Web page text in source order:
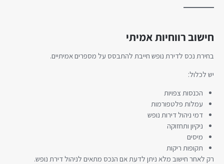
חישוב רווחיות אמיתי
בחירת נכס לדירת נופש חייבת להתבסס על מספרים אמיתיים.
יש לכלול:
הכנסות צפויות
עמלות פלטפורמות
דמי ניהול דירות נופש
ניקיון ותחזוקה
מיסים
תקופות ריקות
רק לאחר חישוב מלא ניתן לדעת אם הנכס מתאים לניהול דירת נופש.